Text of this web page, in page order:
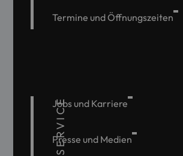
Termine und Öffnungszeiten
SERVICE
Jobs und Karriere
Presse und Medien